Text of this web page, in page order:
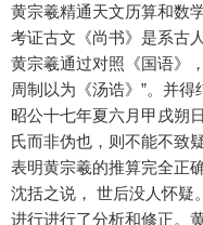
黄宗羲精通天文历算和数
考证古文《尚书》是系古
黄宗羲通过对照《国语》
周制以为《汤诰》”。并
昭公十七年夏六月甲戌朔
氏而非伪也，则不能不致
表明黄宗羲的推算完全正确
沈括之说， 世后没人怀疑
进行进行了分析和修正。